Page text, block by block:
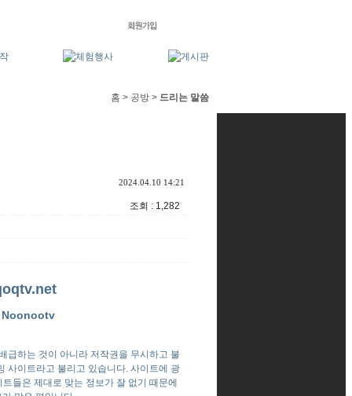
홈 > 공방 > 드리는 말씀
2024.04.10 14:21
조회 : 1,282
Noonootv
급하는 것이 아니라 저작권을 무시하고 불
사이트라고 불리고 있습니다. 사이트에 광
들은 제대로 맞는 정보가 잘 없기 때문에